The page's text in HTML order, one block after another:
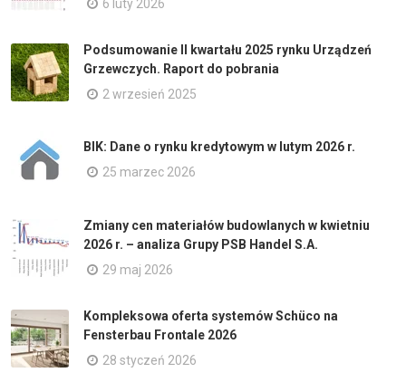
6 luty 2026
Podsumowanie II kwartału 2025 rynku Urządzeń
Grzewczych. Raport do pobrania
2 wrzesień 2025
BIK: Dane o rynku kredytowym w lutym 2026 r.
25 marzec 2026
Zmiany cen materiałów budowlanych w kwietniu
2026 r. – analiza Grupy PSB Handel S.A.
29 maj 2026
Kompleksowa oferta systemów Schüco na
Fensterbau Frontale 2026
28 styczeń 2026